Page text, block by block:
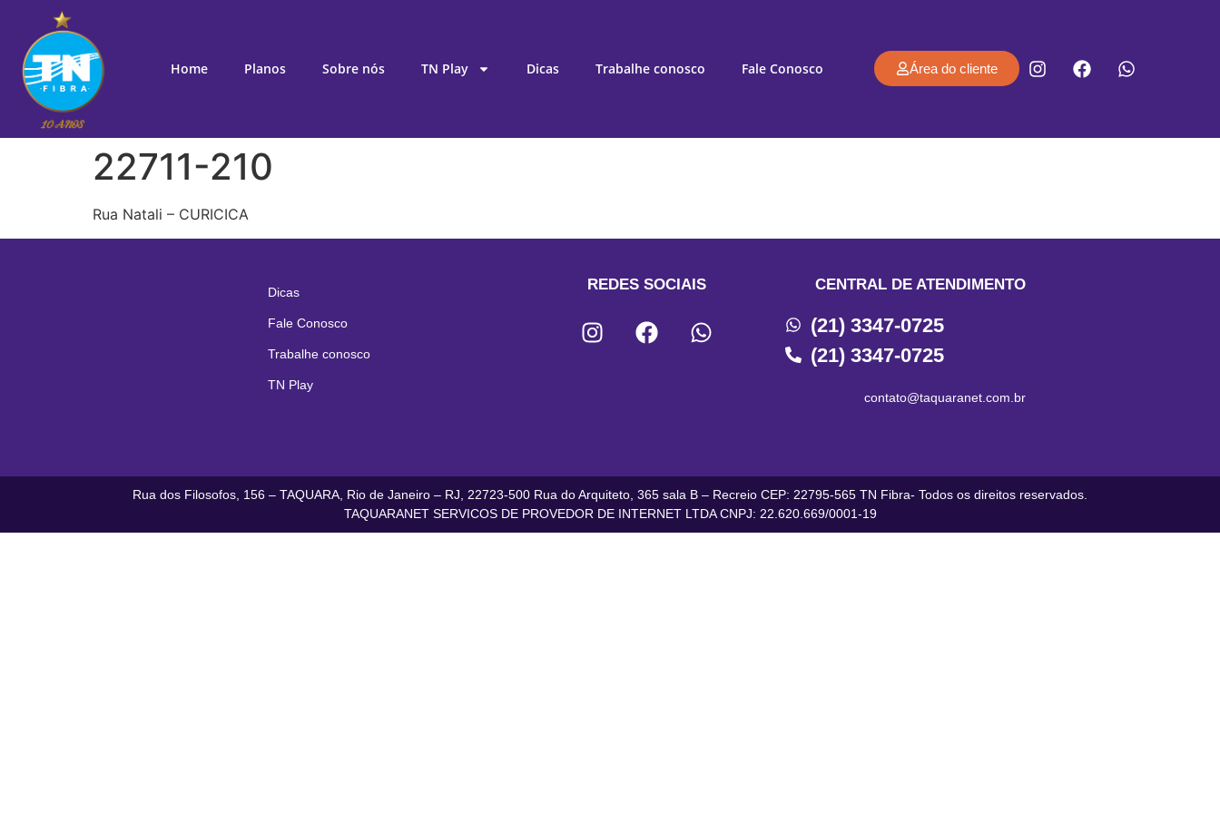
Home Planos Sobre nós TN Play Dicas Trabalhe conosco Fale Conosco Área do cliente
22711-210
Rua Natali – CURICICA
Dicas
Fale Conosco
Trabalhe conosco
TN Play
REDES SOCIAIS CENTRAL DE ATENDIMENTO
(21) 3347-0725
(21) 3347-0725
contato@taquaranet.com.br
Rua dos Filosofos, 156 – TAQUARA, Rio de Janeiro – RJ, 22723-500 Rua do Arquiteto, 365 sala B – Recreio CEP: 22795-565 TN Fibra- Todos os direitos reservados.
TAQUARANET SERVICOS DE PROVEDOR DE INTERNET LTDA CNPJ: 22.620.669/0001-19